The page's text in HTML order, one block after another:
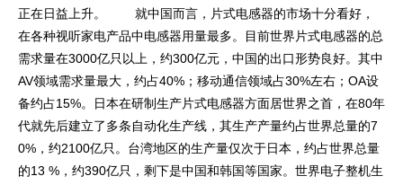
正在日益上升。 就中国而言，片式电感器的市场十分看好，
在各种视听家电产品中电感器用量最多。目前世界片式电感器的总
需求量在3000亿只以上，约300亿元，中国的出口形势良好。其中
AV领域需求量最大，约占40%；移动通信领域占30%左右；OA设
备约占15%。日本在研制生产片式电感器方面居世界之首，在80年
代就先后建立了多条自动化生产线，其生产产量约占世界总量的7
0%，约2100亿只。台湾地区的生产量仅次于日本，约占世界总量
的13 %，约390亿只，剩下是中国和韩国等国家。世界电子整机生